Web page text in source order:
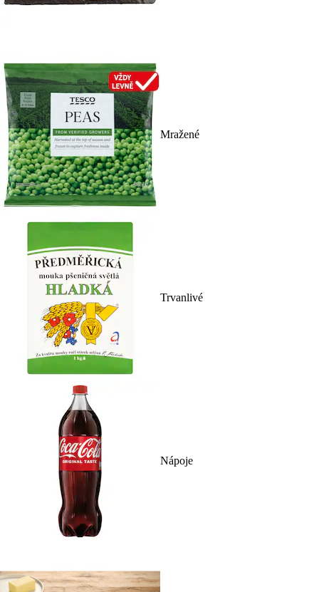
Mražené
Trvanlivé
Nápoje